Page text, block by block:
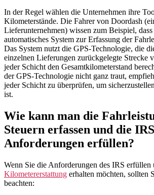
In der Regel wählen die Unternehmen ihre
Kilometerstände. Die Fahrer von Doordash
Lieferunternehmen) wissen zum Beispiel,
automatisches System zur Erfassung der
Das System nutzt die GPS-Technologie, die
einzelnen Lieferungen zurückgelegte Strecke
jeder Schicht den Gesamtkilometerstand
der GPS-Technologie nicht ganz traut,
jeder Schicht zu überprüfen, um
ist.
Wie kann man die
Steuern erfassen und die
Anforderungen erfüllen?
Wenn Sie die Anforderungen des IRS erfüllen
Kilometererstattung erhalten möchten, sollten
beachten: